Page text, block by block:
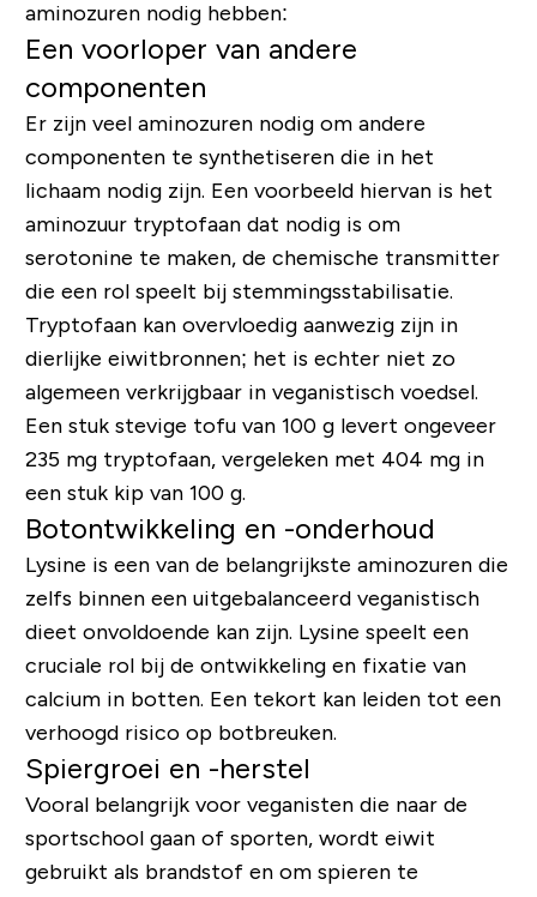
aminozuren nodig hebben:
Een voorloper van andere
componenten
Er zijn veel aminozuren nodig om andere
componenten te synthetiseren die in het
lichaam nodig zijn. Een voorbeeld hiervan is het
aminozuur tryptofaan dat nodig is om
serotonine te maken, de chemische transmitter
die een rol speelt bij stemmingsstabilisatie.
Tryptofaan kan overvloedig aanwezig zijn in
dierlijke eiwitbronnen; het is echter niet zo
algemeen verkrijgbaar in veganistisch voedsel.
Een stuk stevige tofu van 100 g levert ongeveer
235 mg tryptofaan, vergeleken met 404 mg in
een stuk kip van 100 g.
Botontwikkeling en -onderhoud
Lysine is een van de belangrijkste aminozuren die
zelfs binnen een uitgebalanceerd veganistisch
dieet onvoldoende kan zijn. Lysine speelt een
cruciale rol bij de ontwikkeling en fixatie van
calcium in botten. Een tekort kan leiden tot een
verhoogd risico op botbreuken.
Spiergroei en -herstel
Vooral belangrijk voor veganisten die naar de
sportschool gaan of sporten, wordt eiwit
gebruikt als brandstof en om spieren te